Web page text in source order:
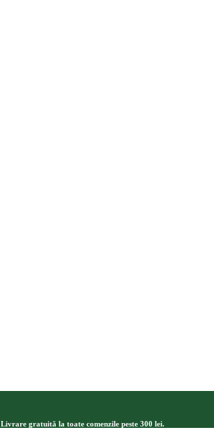
Livrare gratuită la toate comenzile peste 300 lei.